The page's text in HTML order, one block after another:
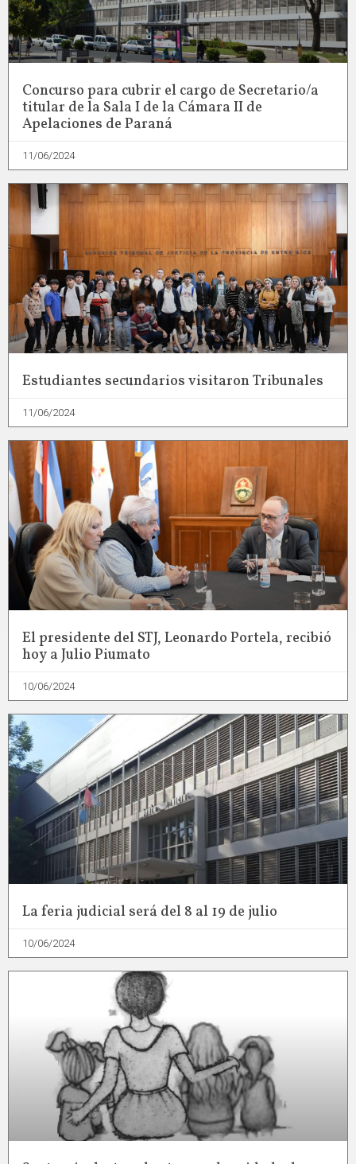
Concurso para cubrir el cargo de Secretario/a
titular de la Sala I de la Cámara II de
Apelaciones de Paraná
11/06/2024
Estudiantes secundarios visitaron Tribunales
11/06/2024
El presidente del STJ, Leonardo Portela, recibió
hoy a Julio Piumato
10/06/2024
La feria judicial será del 8 al 19 de julio
10/06/2024